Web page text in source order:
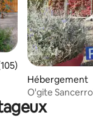
: 4,73 sur 5
moyenne sur la
Hébergement
O'gite